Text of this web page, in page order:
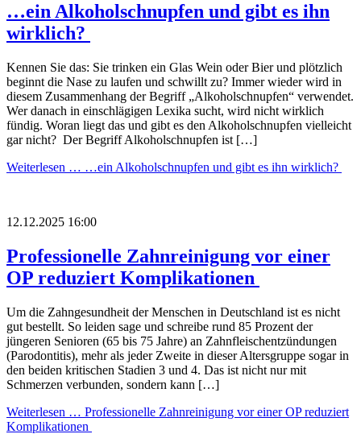
…ein Alkoholschnupfen und gibt es ihn
wirklich?
Kennen Sie das: Sie trinken ein Glas Wein oder Bier und plötzlich
beginnt die Nase zu laufen und schwillt zu? Immer wieder wird in
diesem Zusammenhang der Begriff „Alkoholschnupfen“ verwendet.
Wer danach in einschlägigen Lexika sucht, wird nicht wirklich
fündig. Woran liegt das und gibt es den Alkoholschnupfen vielleicht
gar nicht? Der Begriff Alkoholschnupfen ist […]
Weiterlesen … …ein Alkoholschnupfen und gibt es ihn wirklich?
12.12.2025 16:00
Professionelle Zahnreinigung vor einer
OP reduziert Komplikationen
Um die Zahngesundheit der Menschen in Deutschland ist es nicht
gut bestellt. So leiden sage und schreibe rund 85 Prozent der
jüngeren Senioren (65 bis 75 Jahre) an Zahnfleischentzündungen
(Parodontitis), mehr als jeder Zweite in dieser Altersgruppe sogar in
den beiden kritischen Stadien 3 und 4. Das ist nicht nur mit
Schmerzen verbunden, sondern kann […]
Weiterlesen … Professionelle Zahnreinigung vor einer OP reduziert
Komplikationen